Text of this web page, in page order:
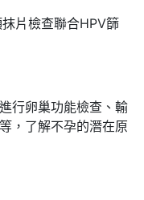
片檢查聯合HPV篩
行卵巢功能檢查、輸
，了解不孕的潛在原